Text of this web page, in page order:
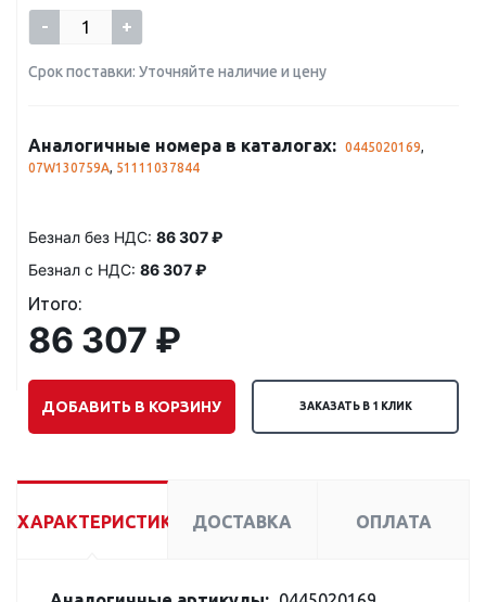
- +
Срок поставки: Уточняйте наличие и цену
Аналогичные номера в каталогах: 0445020169,
07W130759A, 51111037844
Безнал без НДС: 86 307 ₽
Безнал с НДС: 86 307 ₽
Итого:
86 307 ₽
ДОБАВИТЬ В КОРЗИНУ ЗАКАЗАТЬ В 1 КЛИК
ХАРАКТЕРИСТИКИ ДОСТАВКА ОПЛАТА